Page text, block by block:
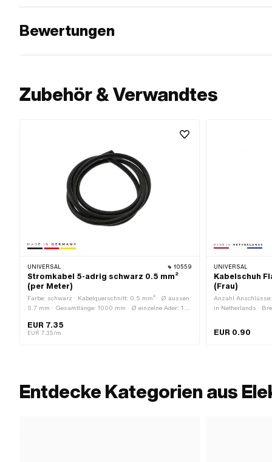
Bewertungen
Zubehör & Verwandtes
UNIVERSAL 10559
Stromkabel 5-adrig schwarz 0.5 mm²
(per Meter)
Farbe: schwarz · Kabelquerschnitt: 0.5 mm² · Ø aussen:
5.7 mm · Gesamtlänge: 1000 mm · Ø einzelne Ader: 1.6
Germany · Bestelleinheit: Per Meter
EUR 7.35
EUR 7.35/m
UNIVERSAL
Kabelschuh
(Frau)
Anzahl Anschlüsse:
in Netherlands ·
EUR 0.90
Entdecke Kategorien aus